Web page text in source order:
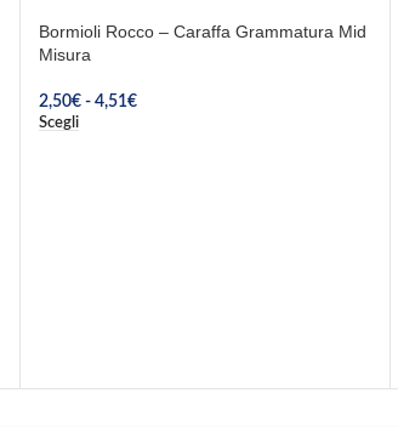
Bormioli Rocco – Caraffa Grammatura Mid
Misura
2,50€ - 4,51€
Scegli